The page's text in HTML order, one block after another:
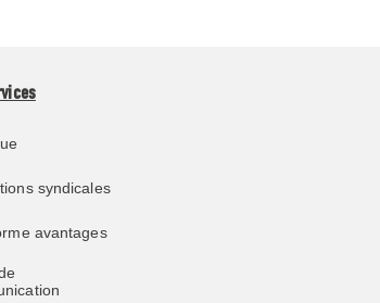
syndicales
avantages